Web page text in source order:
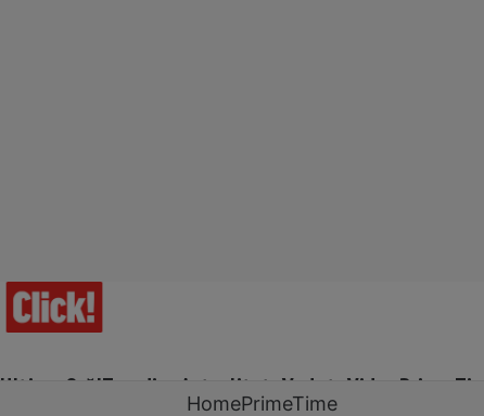
Ultima Oră!Trending Actualitate Vedete Video Prime Time
HomePrimeTime